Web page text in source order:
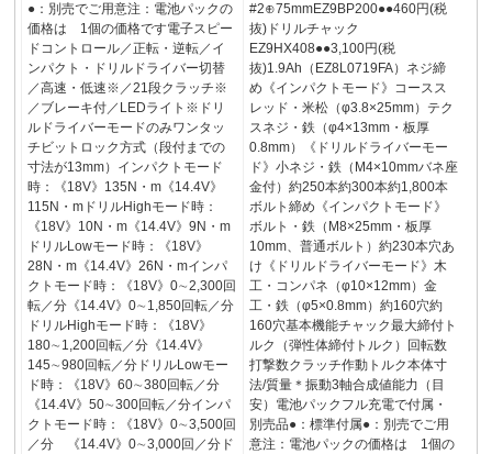
●：別売でご用意注：電池パックの
価格は 1個の価格です電子スピー
ドコントロール／正転・逆転／イ
ンパクト・ドリルドライバー切替
／高速・低速※／21段クラッチ※
／ブレーキ付／LEDライト※ドリ
ルドライバーモードのみワンタッ
チビットロック方式（段付までの
寸法が13mm）インパクトモード
時：《18V》135N・m《14.4V》
115N・mドリルHighモード時：
《18V》10N・m《14.4V》9N・m
ドリルLowモード時：《18V》
28N・m《14.4V》26N・mインパ
クトモード時：《18V》0∼2,300回
転／分《14.4V》0∼1,850回転／分
ドリルHighモード時：《18V》
180∼1,200回転／分《14.4V》
145∼980回転／分ドリルLowモー
ド時：《18V》60∼380回転／分
《14.4V》50∼300回転／分インパ
クトモード時：《18V》0∼3,500回
／分 《14.4V》0∼3,000回／分ド
#2⊕75mmEZ9BP200●●460円(税
抜)ドリルチャック
EZ9HX408●●3,100円(税
抜)1.9Ah（EZ8L0719FA）ネジ締
め《インパクトモード》コースス
レッド・米松（φ3.8×25mm）テク
スネジ・鉄（φ4×13mm・板厚
0.8mm）《ドリルドライバーモー
ド》小ネジ・鉄（M4×10mmバネ座
金付）約250本約300本約1,800本
ボルト締め《インパクトモード》
ボルト・鉄（M8×25mm・板厚
10mm、普通ボルト）約230本穴あ
け《ドリルドライバーモード》木
工・コンパネ（φ10×12mm）金
工・鉄（φ5×0.8mm）約160穴約
160穴基本機能チャック最大締付ト
ルク（弾性体締付トルク）回転数
打撃数クラッチ作動トルク本体寸
法/質量＊振動3軸合成値能力（目
安）電池パックフル充電で付属・
別売品●：標準付属●：別売でご用
意注：電池パックの価格は 1個の